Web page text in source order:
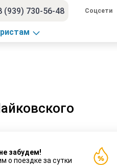
(939) 730-56-48 Соцсети
забудем!
о поездке за сутки